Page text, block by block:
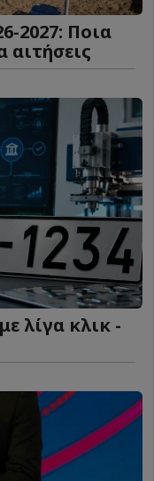
2027: Ποια
λίγα κλικ -